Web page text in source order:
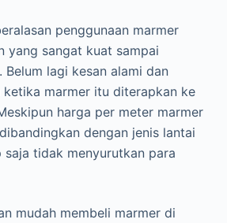
penggunaan marmer
yang sangat kuat sampai
Belum lagi kesan alami dan
ketika marmer itu diterapkan ke
harga per meter marmer
dengan jenis lantai
tidak menyurutkan para
mudah membeli marmer di